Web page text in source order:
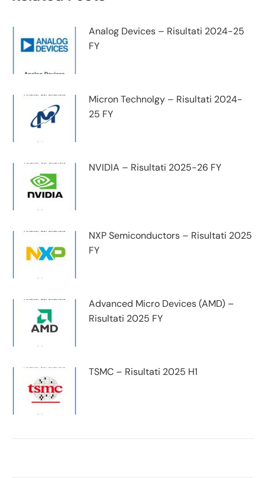
Analog Devices – Risultati 2024-25
FY
Micron Technolgy – Risultati 2024-
25 FY
NVIDIA – Risultati 2025-26 FY
NXP Semiconductors – Risultati 2025
FY
Advanced Micro Devices (AMD) –
Risultati 2025 FY
TSMC – Risultati 2025 H1